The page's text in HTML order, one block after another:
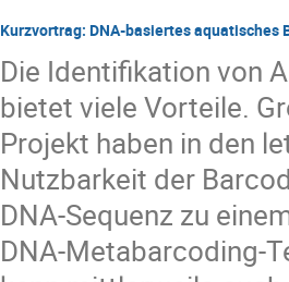
Kurzvortrag: DNA-basiertes
Die Identifikation von
bietet viele Vorteile.
Projekt haben in den
Nutzbarkeit der
DNA-Sequenz zu
DNA-Metabarcoding-